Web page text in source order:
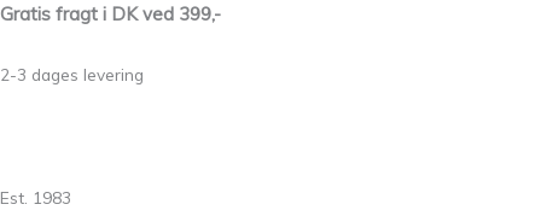
Gratis fragt i DK ved 399,-
2-3 dages levering
Est. 1983